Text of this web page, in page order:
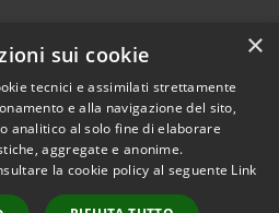
Copyright © 2026 • Comune di
×
sui cookie
tecnici e assimilati strettamente
e alla navigazione del sito,
analitico al solo fine di elaborare
aggregate e anonime.
la cookie policy al seguente Link